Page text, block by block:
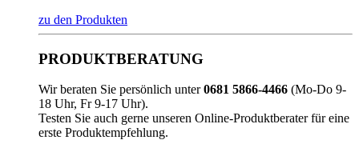
zu den Produkten
PRODUKTBERATUNG
Wir beraten Sie persönlich unter0681 5866-4466 (Mo-Do 9-
18 Uhr, Fr 9-17 Uhr).
Testen Sie auch gerne unseren Online-Produktberater für eine
erste Produktempfehlung.